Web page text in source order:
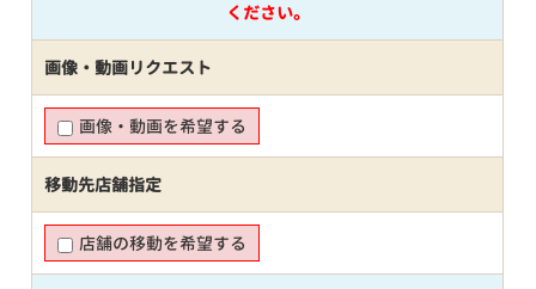
ください。
画像・動画リクエスト
画像・動画を希望する
移動先店舗指定
店舗の移動を希望する